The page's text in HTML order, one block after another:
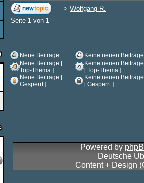
-> Wolfgang R.
Seite 1 von 1
Neue Beiträge
Keine neuen Beiträge
Neue Beiträge [
Top-Thema ]
Keine neuen Beiträge
[ Top-Thema ]
Neue Beiträge [
Gesperrt ]
Keine neuen Beiträge
[ Gesperrt ]
Powered by
Deutsche
Content + Design